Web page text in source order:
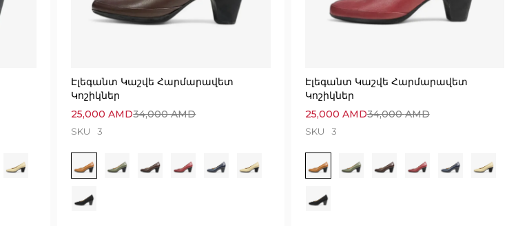
Էլեգանտ Կաշվե Հարմարավետ
Կոշիկներ
34,000AMD
25,000AMD
SKU 3
Էլեգանտ Կաշվե Հարմարավետ
Կոշիկներ
34,000AMD
25,000 AMD
SKU 3